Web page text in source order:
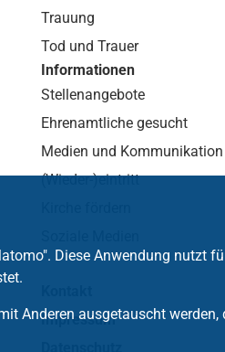
Trauung
Tod und Trauer
Informationen
Stellenangebote
Ehrenamtliche gesucht
Medien und Kommunikation
(Wieder-)eintritt
Impressum
Diese Anwendung nutzt
Anderen ausgetauscht